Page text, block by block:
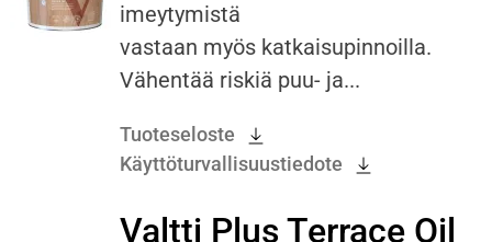
imeytymistä
vastaan myös katkaisupinnoilla.
Vähentää riskiä puu- ja...
Tuoteseloste
Käyttöturvallisuustiedote
Valtti Plus Terrace Oil